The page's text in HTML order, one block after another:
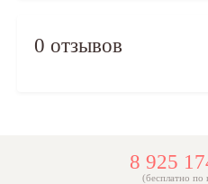
0 отзывов
8 925
(бесплатно по